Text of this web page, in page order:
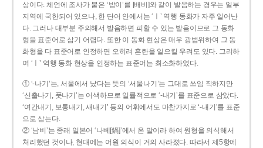
상이다. 체언에 조사가 붙은 ‘밥이’를 [배비]와 같이 발음하는 경우는 일부
지역에 국한되어 있으나, 한 단어 안에서는 ‘ㅣ’ 역행 동화가 자주 일어난
다. 그러나 대부분 주의해서 발음하면 피할 수 있는 발음이므로 그 동화
형을 표준어로 삼기 어렵다. 또한 이 동화 현상은 매우 광범위하여 그 동
화형을 다 표준어로 인정하면 오히려 혼란을 일으킬 우려도 있다. 그리하
여 ‘ㅣ’ 역행 동화 현상을 인정하는 표준어는 최소화하였다.
① ‘-나기’는, 서울에서 났다는 뜻의 ‘서울나기’는 그대로 쓰임 직하지만
‘신출나기, 풋나기’는 어색하므로 일률적으로 ‘-내기’를 표준으로 삼았다.
‘여간내기, 보통내기, 새내기’ 등의 어휘에서도 마찬가지로 ‘-내기’를 표준
으로 삼는다.
② ‘남비’는 종래 일본어 ‘나베[鍋]’에서 온 말이라 하여 원형을 의식해서
처리했던 것이나, 현대에는 어원 의식이 거의 사라졌다. 따라서 제5항에